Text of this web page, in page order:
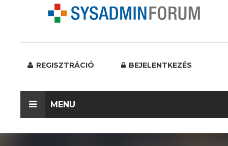
REGISZTRÁCIÓ BEJELENTKEZÉS
MENU